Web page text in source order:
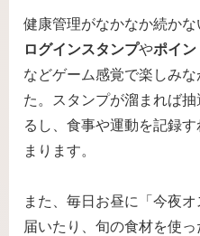
健康管理がなかなか続か
ログインスタンプやポイン
などゲーム感覚で楽しみ
た。スタンプが溜まれば
るし、食事や運動を記録
まります。
また、毎日お昼に「今夜
届いたり、旬の食材を使っ